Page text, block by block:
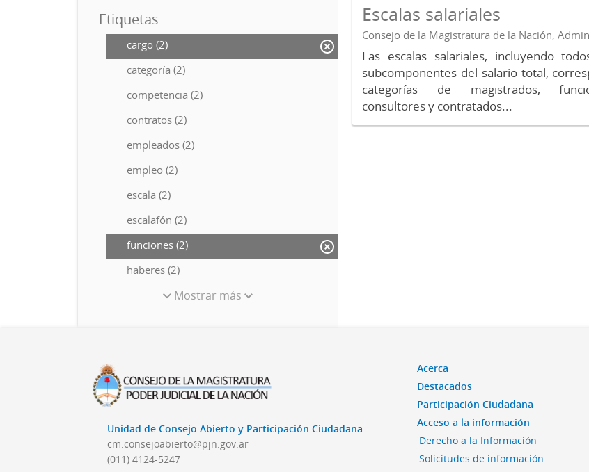
Etiquetas
cargo (2)
categoría (2)
competencia (2)
contratos (2)
empleados (2)
empleo (2)
escala (2)
escalafón (2)
funciones (2)
haberes (2)
Mostrar más
Escalas salariales
Consejo de la Magistratura de la Nación,
Las escalas salariales, incluyendo
subcomponentes del salario total,
categorías de magistrados,
consultores y contratados...
Unidad de Consejo Abierto y Participación Ciudadana
cm.consejoabierto@pjn.gov.ar
(011) 4124-5247
Acerca
Destacados
Participación Ciudadana
Acceso a la información
Derecho a la Información
Solicitudes de información